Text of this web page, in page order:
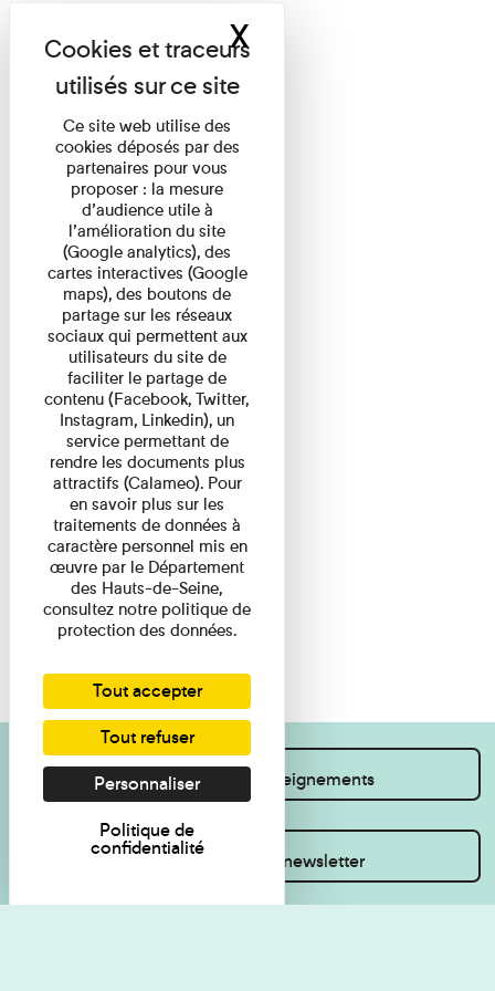
Je souhaite des renseignements
Inscrivez-vous à la newsletter
Ce site web utilise des
cookies déposés par des
partenaires pour vous
proposer : la mesure
d’audience utile à
l’amélioration du site
(Google analytics), des
cartes interactives (Google
maps), des boutons de
partage sur les réseaux
sociaux qui permettent aux
utilisateurs du site de
faciliter le partage de
contenu (Facebook, Twitter,
Instagram, Linkedin), un
service permettant de
rendre les documents plus
attractifs (Calameo). Pour
en savoir plus sur les
traitements de données à
caractère personnel mis en
œuvre par le Département
des Hauts-de-Seine,
consultez notre politique de
protection des données.
Tout accepter
Tout refuser
Personnaliser
Politique de
confidentialité
XMasquer le